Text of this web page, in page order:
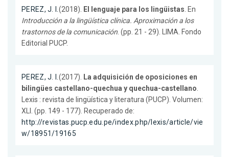
PEREZ, J. I.(2018). El lenguaje para los lingüistas. En
Introducción a la lingüística clínica. Aproximación a los
trastornos de la comunicación. (pp. 21 - 29). LIMA. Fondo
Editorial PUCP.
PEREZ, J. I.(2017). La adquisición de oposiciones en
bilingües castellano-quechua y quechua-castellano.
Lexis : revista de lingüística y literatura (PUCP). Volumen:
XLI. (pp. 149 - 177). Recuperado de:
http://revistas.pucp.edu.pe/index.php/lexis/article/vie
w/18951/19165